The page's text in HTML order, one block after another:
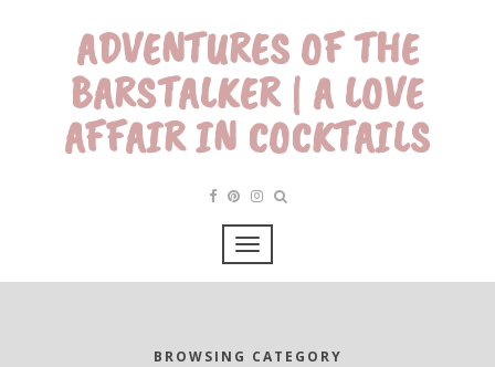
ADVENTURES OF THE
BARSTALKER | A LOVE
AFFAIR IN COCKTAILS
BROWSING CATEGORY